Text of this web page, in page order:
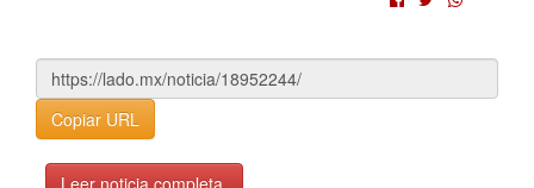
Copiar URL
Leer noticia completa.